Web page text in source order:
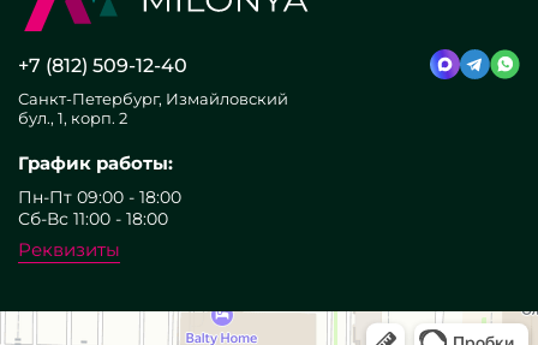
+7 (812) 509-12-40
Санкт-Петербург, Измайловский
бул., 1, корп. 2
График работы:
Пн-Пт 09:00 - 18:00
Сб-Вс 11:00 - 18:00
Реквизиты